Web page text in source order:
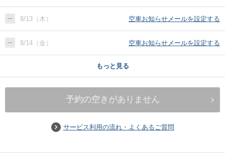
8/13（木） 空車お知らせメールを設定する
8/14（金） 空車お知らせメールを設定する
もっと見る
予約の空きがありません
サービス利用の流れ・よくあるご質問